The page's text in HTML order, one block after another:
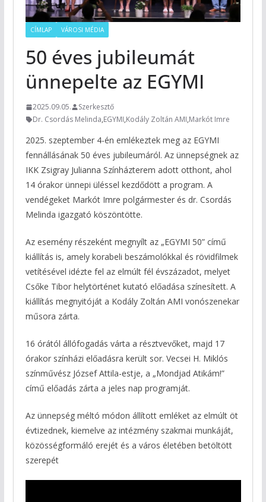
CÍMLAP VÁROSI MÉDIA
50 éves jubileumát
ünnepelte az EGYMI
2025.09.05.
Szerkesztő
Dr. Csordás Melinda,EGYMI,Kodály Zoltán AMI,Markót Imre
2025. szeptember 4-én emlékeztek meg az EGYMI
fennállásának 50 éves jubileumáról. Az ünnepségnek az
IKK Zsigray Julianna Színházterem adott otthont, ahol
14 órakor ünnepi üléssel kezdődött a program. A
vendégeket Markót Imre polgármester és dr. Csordás
Melinda igazgató köszöntötte.
Az esemény részeként megnyílt az „EGYMI 50” című
kiállítás is, amely korabeli beszámolókkal és rövidfilmek
vetítésével idézte fel az elmúlt fél évszázadot, melyet
Csőke Tibor helytörténet kutató előadása színesített. A
kiállítás megnyitóját a Kodály Zoltán AMI vonószenekar
műsora zárta.
16 órától állófogadás várta a résztvevőket, majd 17
órakor színházi előadásra került sor. Vecsei H. Miklós
színművész József Attila-estje, a „Mondjad Atikám!”
című előadás zárta a jeles nap programját.
Az ünnepség méltó módon állított emléket az elmúlt öt
évtizednek, kiemelve az intézmény szakmai munkáját,
közösségformáló erejét és a város életében betöltött
szerepét